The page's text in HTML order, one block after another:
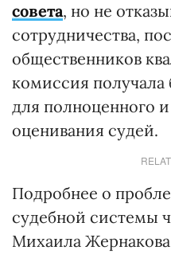
совета, но не
сотрудничества,
общественников
комиссия
для полноценного и
оценивания судей.
Подробнее о
судебной системы
Михаила